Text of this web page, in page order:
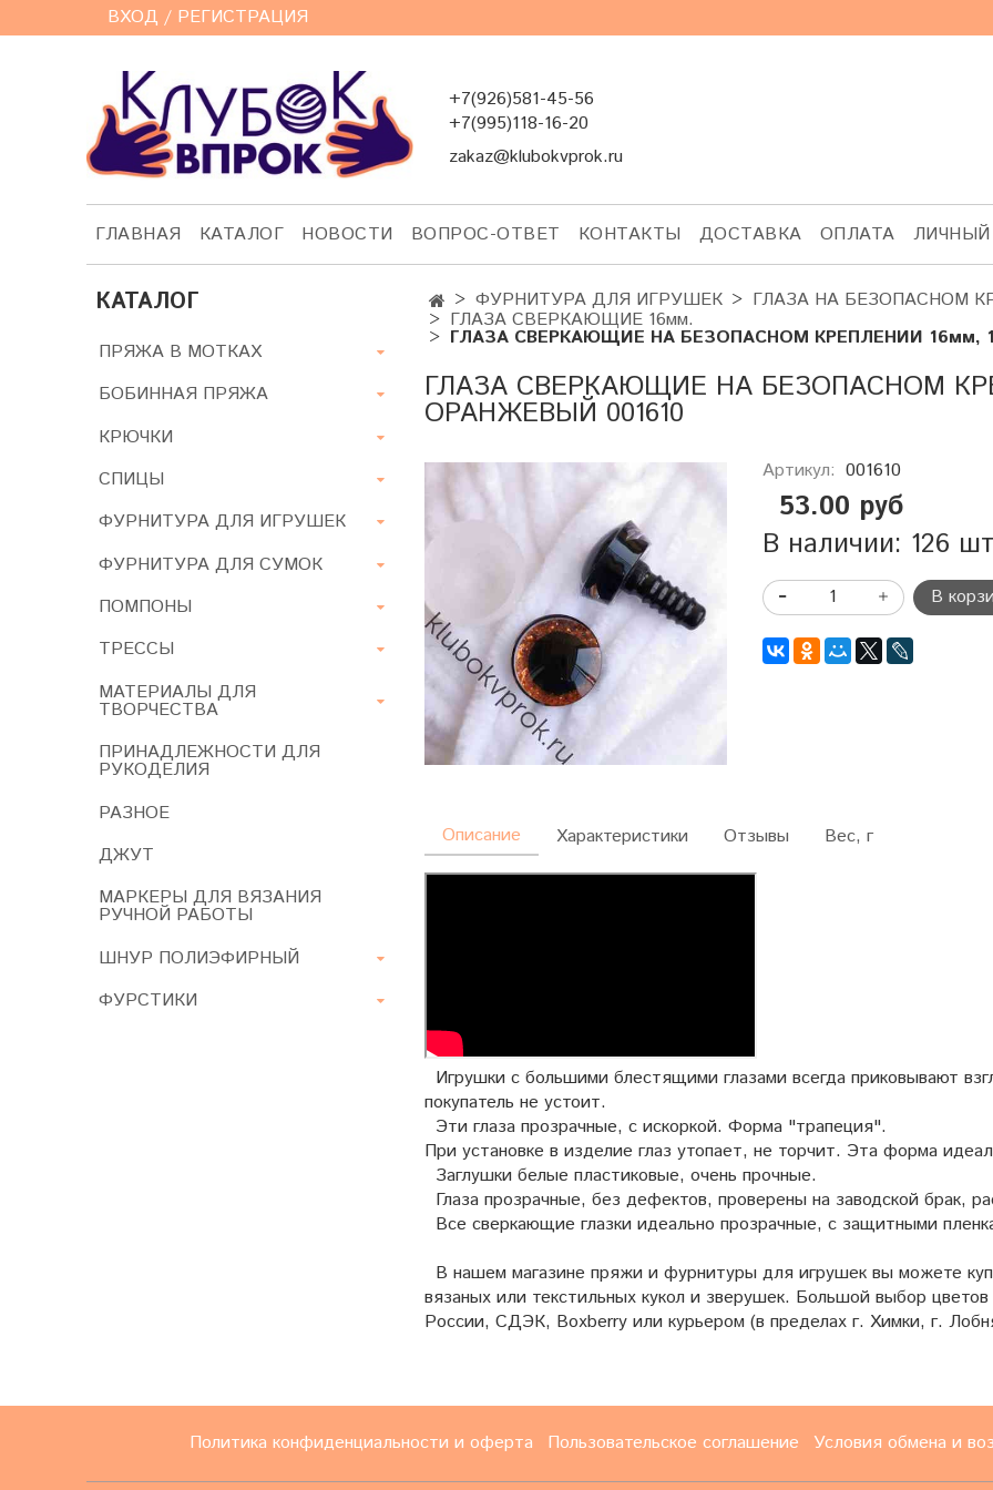
ВХОД / РЕГИСТРАЦИЯ
+7(926)581-45-56
+7(995)118-16-20
zakaz@klubokvprok.ru
ГЛАВНАЯ КАТАЛОГ НОВОСТИ ВОПРОС-ОТВЕТ КОНТАКТЫ ДОСТАВКА ОПЛАТА
ФУРНИТУРА ДЛЯ ИГРУШЕК ГЛАЗА НА БЕЗОПАСНОМ
ГЛАЗА СВЕРКАЮЩИЕ 16мм.
ГЛАЗА СВЕРКАЮЩИЕ НА БЕЗОПАСНОМ КРЕПЛЕНИИ 16мм, 1
ГЛАЗА СВЕРКАЮЩИЕ НА БЕЗОПАСНОМ
ОРАНЖЕВЫЙ 001610
Артикул: 001610
53.00 руб
В наличии: 126 шт
В
Описание
Игрушки с большими блестящими глазами всегда приковывают
покупатель не устоит.
Эти глаза прозрачные, с искоркой. Форма "трапеция".
При установке в изделие глаз утопает, не торчит. Эта форма
Заглушки белые пластиковые, очень прочные.
Глаза прозрачные, без дефектов, проверены на заводской брак,
Все сверкающие глазки идеально прозрачные, с защитными
В нашем магазине пряжи и фурнитуры для игрушек вы можете
вязаных или текстильных кукол и зверушек. Большой выбор
России, СДЭК, Boxberry или курьером (в пределах г. Химки, г.
Характеристики Отзывы Вес, г
КАТАЛОГ
ПРЯЖА В МОТКАХ
БОБИННАЯ ПРЯЖА
КРЮЧКИ
СПИЦЫ
ФУРНИТУРА ДЛЯ ИГРУШЕК
ФУРНИТУРА ДЛЯ СУМОК
ПОМПОНЫ
ТРЕССЫ
МАТЕРИАЛЫ ДЛЯ
ТВОРЧЕСТВА
ПРИНАДЛЕЖНОСТИ ДЛЯ
РУКОДЕЛИЯ
РАЗНОЕ
ДЖУТ
МАРКЕРЫ ДЛЯ ВЯЗАНИЯ
РУЧНОЙ РАБОТЫ
ШНУР ПОЛИЭФИРНЫЙ
ФУРСТИКИ
Политика конфиденциальности и оферта Пользовательское соглашение Условия обмена и